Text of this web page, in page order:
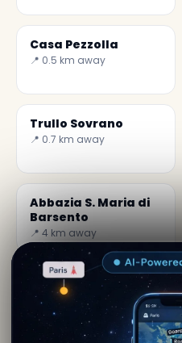
Casa Pezzolla
📍 0.5 km away
Trullo Sovrano
📍 0.7 km away
Abbazia S. Maria di
Barsento
📍 4 km away
Freya Milik· da
Contenuto editoriale